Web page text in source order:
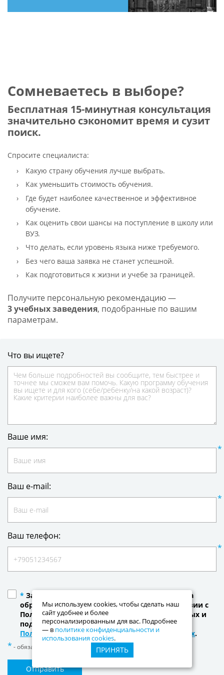
Сомневаетесь в выборе?
Бесплатная 15-минутная консультация
значительно сэкономит время и сузит
поиск.
Спросите специалиста:
Какую страну обучения лучше выбрать.
Как уменьшить стоимость обучения.
Где будет наиболее качественное и эффективное
обучение.
Как оценить свои шансы на поступление в школу или
ВУЗ.
Что делать, если уровень языка ниже требуемого.
Без чего ваша заявка не станет успешной.
Как подготовиться к жизни и учебе за границей.
Получите персональную рекомендацию —
3 учебных заведения, подобранные по вашим
параметрам.
Что вы ищете?
Ваше имя:
Ваш e-mail:
Ваш телефон:
* Заполняя настоящую форму, даю согласие на
обработку персональных данных в соответствии с
Политикой об обработки персональных данных и
подтверждаю ознакомление с положениями
Политики об обработки персональных данных.
- обязательные для заполнения поля
Отправить
Мы используем cookies, чтобы сделать наш
сайт удобнее и более
персонализированным для вас. Подробнее
— в политике конфиденциальности и
использования cookies.
ПРИНЯТЬ